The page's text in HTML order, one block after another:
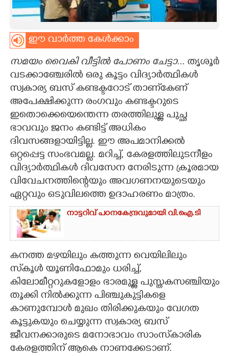
ART
ASTRO
CARTOONS
LITERATURE
ZOOM
CONTACT US
ഈ വാർത്ത കേൾക്കാം
സമയം വൈകി വീട്ടിൽ പോണം ചേട്ടാ... തൃശൂർ
വടക്കാഞ്ചേരിൽ ഒരു കൂട്ടം വിദ്യാർത്ഥികൾ
സ്വകാര്യ ബസ് കണ്ടക്ടറോട് താണ്‌കേണ്
അപേക്ഷിക്കുന്ന രംഗവും കണ്ടക്ടറുടെ
ഇതൊക്കെയെന്തെന്ന തരത്തിലുള്ള പുച്ഛ
ഭാവവും ജനം കണ്ടിട്ട് അധികം
ദിവസങ്ങളായിട്ടില്ല. ഈ അപമാനിക്കൽ
ഒറ്റപ്പെട്ട സംഭവമല്ല. മറിച്ച്, കേരളത്തിലുടനീളം
വിദ്യാർത്ഥികൾ ദിവസേന നേരിടുന്ന ക്രൂരമായ
വിവേചനത്തിന്റെയും അവഗണനയുടെയും
ഏറ്റവും ഒടുവിലത്തെ ഉദാഹരണം മാത്രം.
നാ​ട്ട​റി​വ് ​പ​ഠ​ന​കേ​ന്ദ്ര​വു​മാ​യി​ ​വി.​ഐ.​ടി
കനത്ത മഴയിലും കത്തുന്ന വെയിലിലും
സ്‌കൂൾ യൂണിഫോമും ധരിച്ച്,
കിലോമീറ്ററുകളോളം ഭാരമുള്ള പുസ്തകസഞ്ചിയും
തൂക്കി നിൽക്കുന്ന പിഞ്ചുകുട്ടികളെ
കാണുമ്പോൾ മുഖം തിരിക്കുകയും വേഗത
കൂട്ടുകയും ചെയ്യുന്ന സ്വകാര്യ ബസ്
ജീവനക്കാരുടെ മനോഭാവം സാംസ്‌കാരിക
കേരളത്തിന് ആകെ നാണക്കേടാണ്.